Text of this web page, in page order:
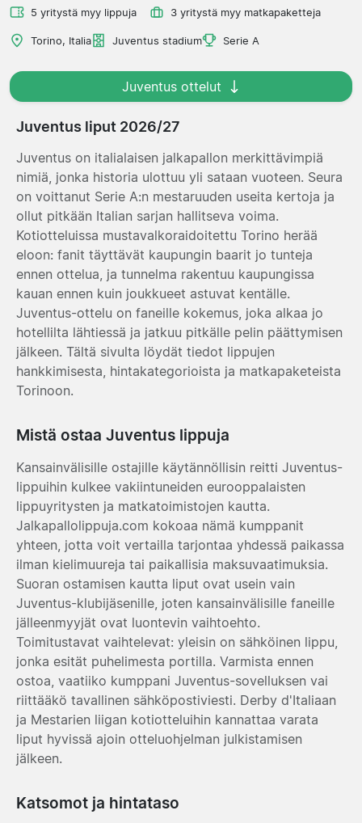
5 yritystä myy lippuja 3 yritystä myy matkapaketteja
Torino, Italia Juventus stadium Serie A
Juventus ottelut
Juventus liput 2026/27
Juventus on italialaisen jalkapallon merkittävimpiä
nimiä, jonka historia ulottuu yli sataan vuoteen. Seura
on voittanut Serie A:n mestaruuden useita kertoja ja
ollut pitkään Italian sarjan hallitseva voima.
Kotiotteluissa mustavalkoraidoitettu Torino herää
eloon: fanit täyttävät kaupungin baarit jo tunteja
ennen ottelua, ja tunnelma rakentuu kaupungissa
kauan ennen kuin joukkueet astuvat kentälle.
Juventus-ottelu on faneille kokemus, joka alkaa jo
hotellilta lähtiessä ja jatkuu pitkälle pelin päättymisen
jälkeen. Tältä sivulta löydät tiedot lippujen
hankkimisesta, hintakategorioista ja matkapaketeista
Torinoon.
Mistä ostaa Juventus lippuja
Kansainvälisille ostajille käytännöllisin reitti Juventus-
lippuihin kulkee vakiintuneiden eurooppalaisten
lippuyritysten ja matkatoimistojen kautta.
Jalkapallolippuja.com kokoaa nämä kumppanit
yhteen, jotta voit vertailla tarjontaa yhdessä paikassa
ilman kielimuureja tai paikallisia maksuvaatimuksia.
Suoran ostamisen kautta liput ovat usein vain
Juventus-klubijäsenille, joten kansainvälisille faneille
jälleenmyyjät ovat luontevin vaihtoehto.
Toimitustavat vaihtelevat: yleisin on sähköinen lippu,
jonka esität puhelimesta portilla. Varmista ennen
ostoa, vaatiiko kumppani Juventus-sovelluksen vai
riittääkö tavallinen sähköpostiviesti. Derby d'Italiaan
ja Mestarien liigan kotiotteluihin kannattaa varata
liput hyvissä ajoin otteluohjelman julkistamisen
jälkeen.
Katsomot ja hintataso